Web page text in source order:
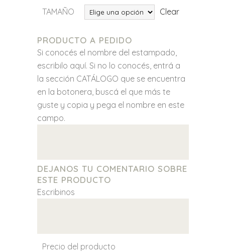
$38.500
TAMAÑO Clear
PRODUCTO A PEDIDO
Si conocés el nombre del estampado,
escribilo aquí. Si no lo conocés, entrá a
la sección CATÁLOGO que se encuentra
en la botonera, buscá el que más te
guste y copia y pega el nombre en este
campo.
DEJANOS TU COMENTARIO SOBRE
ESTE PRODUCTO
Escribinos
Precio del producto